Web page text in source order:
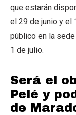
que estarán
el 29 de junio y el
público en la sede
1 de julio.
Será el
Pelé y
de